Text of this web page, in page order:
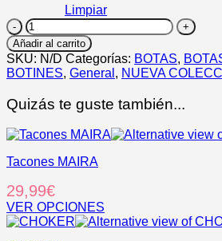
Limpiar
CORINA
cantidad
Añadir al carrito
SKU: N/D Categorías: BOTAS,
BOTINES, General , NUEVA
Quizás te guste también...
Tacones MAIRA
29,99€
VER OPCIONES
Este